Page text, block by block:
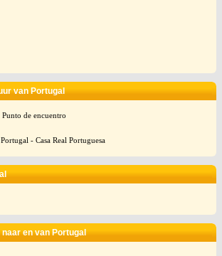
van Portugal
de encuentro
- Casa Real Portuguesa
en van Portugal